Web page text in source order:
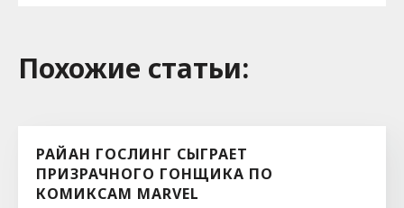
Похожие cтатьи:
РАЙАН ГОСЛИНГ СЫГРАЕТ
ПРИЗРАЧНОГО ГОНЩИКА ПО
КОМИКСАМ MARVEL